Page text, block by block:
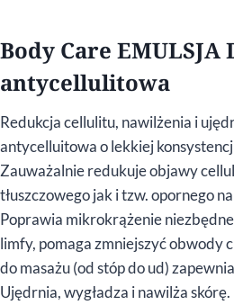
Body Care EMULSJA
antycellulitowa
Redukcja cellulitu, nawilżenia i
antycelluitowa o lekkiej
Zauważalnie redukuje objawy
tłuszczowego jak i tzw. opornego
Poprawia mikrokrążenie
limfy, pomaga zmniejszyć obwody
do masażu (od stóp do ud)
Ujędrnia, wygładza i nawilża